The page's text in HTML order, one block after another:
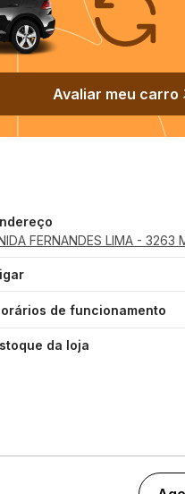
Avaliar meu carro
FERNANDES LIMA - 3263
de funcionamento
da loja